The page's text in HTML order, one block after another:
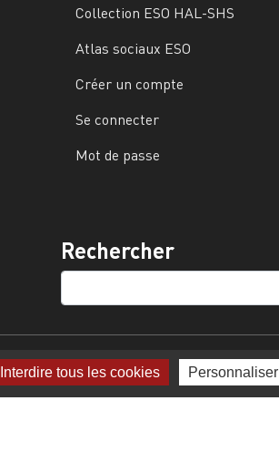
Collection ESO HAL-SHS
Atlas sociaux ESO
Créer un compte
Se connecter
Mot de passe
Rechercher
SEARCH
Interdire tous les cookies Personnaliser